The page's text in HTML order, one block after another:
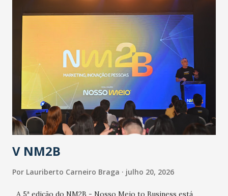
população suspeita e de cuidados com os ambientes
públicos e domiciliares. “Nós não estamos vivendo uma
epidemia comum, como temos em todos os anos, com
aumento de casos de dengue, influenza ou H1N1. Trata-se
de uma epidemia com um vírus diferente, com um poder de
contaminação maior que outros coronavírus”, apontou o
secretário. Segundo ele, é uma epidemia com chance de
contaminação alta, podendo gerar um grande risco à
população e ao sistema de saúde. “Precisamos saber fazer a
estratificação do risco da doença, para não so...
V NM2B
Por Lauriberto Carneiro Braga julho 20, 2026
A 5ª edição do NM2B - Nosso Meio to Business está